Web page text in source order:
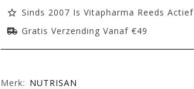
Sinds 2007 Is Vitapharma Reeds Actief
Gratis Verzending Vanaf €49
Merk: NUTRISAN